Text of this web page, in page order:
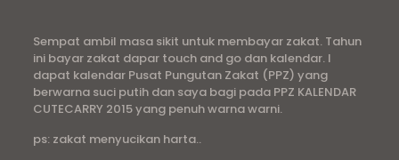
Sempat ambil masa sikit untuk membayar zakat. Tahun
ini bayar zakat dapar touch and go dan kalendar. I
dapat kalendar Pusat Pungutan Zakat (PPZ) yang
berwarna suci putih dan saya bagi pada PPZ KALENDAR
CUTECARRY 2015 yang penuh warna warni.
ps: zakat menyucikan harta..